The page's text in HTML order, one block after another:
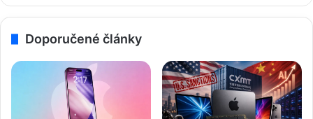
Doporučené články